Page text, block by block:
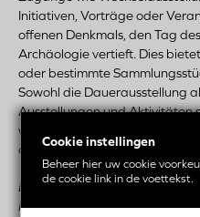
Initiativen, Vorträge oder
offenen Denkmals, den Tag
Archäologie vertieft. Dies
oder bestimmte
Sowohl die Dauerausstellung
Ausstellungen und Aktivitäten
was die Maaseiker Museen in
anderen Kulturerbeverwaltern
Bild: Schenkung eines
Neeroeteren durch Frau
Cookie instellingen
Beheer hier uw cookie
de cookie link in de voettekst.